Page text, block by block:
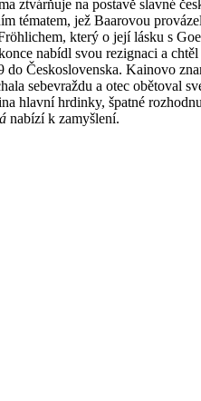
na postavě slavné
jež Baarovou
který o její lásku s
nabídl svou rezignaci a
Československa. Kainovo
sebevraždu a otec obětoval
hlavní hrdinky, špatné
nabízí k zamyšlení.